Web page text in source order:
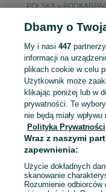
POLSKA »
Mapa kategorii
Mapa miejscowości
Mapa ministron
Popularne wyszukiwania
Dbamy o
My i nasi 447
informacji na
plikach cookie w celu
Użytkownik może
klikając poniżej lub w
prywatności. Te
nie będą miały
Polityka Prywatności
Wraz z naszymi
zapewnienia:
Użycie dokładnych
skanowanie
Rozumienie